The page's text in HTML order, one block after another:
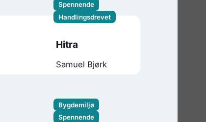
Spennende
Handlingsdrevet
Hitra
Samuel Bjørk
Bygdemiljø
Spennende